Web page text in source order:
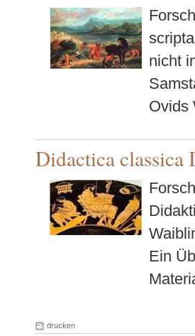
nicht
Ovids
Didactica classica I
Ein
drucken